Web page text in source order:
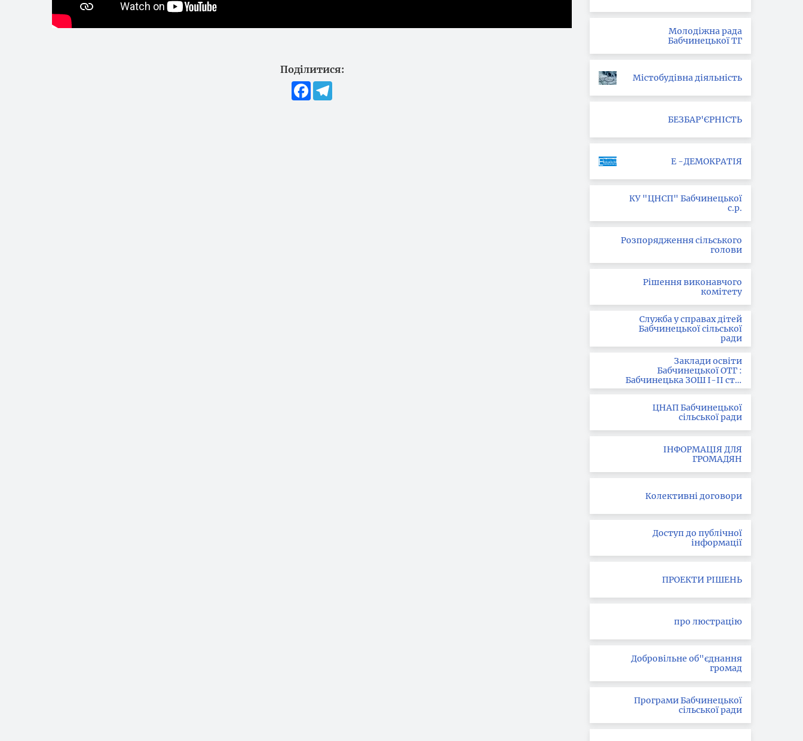
Поділитися:
Facebook
Молодіжна рада
Бабчинецької ТГ
Містобудівна діяльність
БЕЗБАР'ЄРНІСТЬ
Е -ДЕМОКРАТІЯ
КУ "ЦНСП" Бабчинецької
с.р.
Розпорядження сільського
голови
Рішення виконавчого
комітету
Служба у справах дітей
Бабчинецької сільської
ради
Заклади освіти
Бабчинецької ОТГ :
Бабчинецька ЗОШ І-ІІ ст. ;
Вила-Ярузька ЗОШ І-ІІІ
ЦНАП Бабчинецької
сільської ради
ІНФОРМАЦІЯ ДЛЯ
ГРОМАДЯН
Колективні договори
Доступ до публічної
інформації
ПРОЕКТИ РІШЕНЬ
про люстрацію
Добровільне об"єднання
громад
Програми Бабчинецької
сільської ради